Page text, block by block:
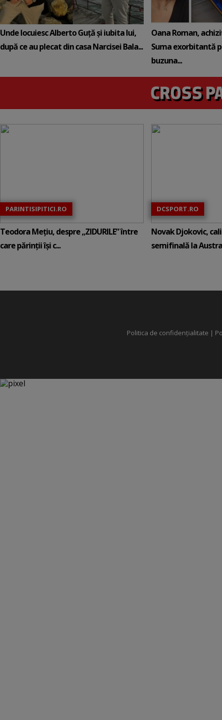
Unde locuiesc Alberto Guță și iubita lui,
după ce au plecat din casa Narcisei Bala...
Oana Roman,
Suma exorbitantă
buzuna...
PARINTISIPITICI.RO
Teodora Mețiu, despre „ZIDURILE” între
care părinții își c...
DCSPORT.RO
Novak Djokovic,
semifinală la
Politica de confidențialitate |